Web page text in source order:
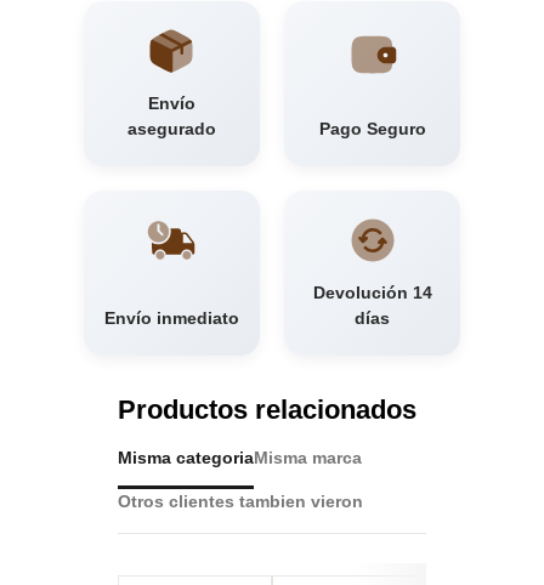
Envío
asegurado
Pago Seguro
Envío inmediato
Devolución 14
días
Productos relacionados
Misma categoriaMisma marca
Otros clientes tambien vieron